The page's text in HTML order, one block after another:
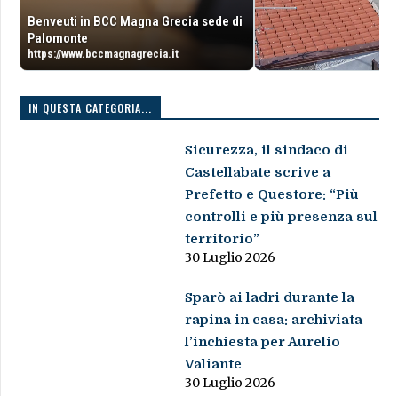
Benveuti in BCC Magna Grecia sede di
Palomonte
https://www.bccmagnagrecia.it
IN QUESTA CATEGORIA...
Sicurezza, il sindaco di
Castellabate scrive a
Prefetto e Questore: “Più
controlli e più presenza sul
territorio”
30 Luglio 2026
Sparò ai ladri durante la
rapina in casa: archiviata
l’inchiesta per Aurelio
Valiante
30 Luglio 2026